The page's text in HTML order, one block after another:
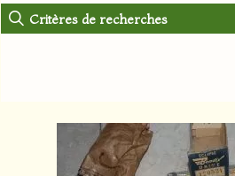
Critères de recherches